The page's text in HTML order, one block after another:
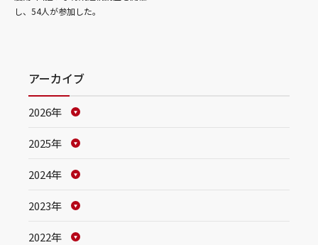
し、54人が参加した。
アーカイブ
2026年
2025年
2024年
2023年
2022年